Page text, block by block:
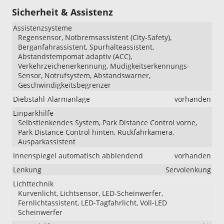
Sicherheit & Assistenz
Assistenzsysteme
Regensensor, Notbremsassistent (City-Safety),
Berganfahrassistent, Spurhalteassistent,
Abstandstempomat adaptiv (ACC),
Verkehrzeichenerkennung, Müdigkeitserkennungs-
Sensor, Notrufsystem, Abstandswarner,
Geschwindigkeitsbegrenzer
Diebstahl-Alarmanlage
vorhanden
Einparkhilfe
Selbstlenkendes System, Park Distance Control vorne,
Park Distance Control hinten, Rückfahrkamera,
Ausparkassistent
Innenspiegel automatisch abblendend
vorhanden
Lenkung
Servolenkung
Lichttechnik
Kurvenlicht, Lichtsensor, LED-Scheinwerfer,
Fernlichtassistent, LED-Tagfahrlicht, Voll-LED
Scheinwerfer